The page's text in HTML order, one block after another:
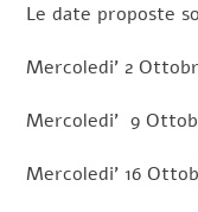
Le date proposte
Mercoledi’ 2
Mercoledi’ 9
Mercoledi’ 16